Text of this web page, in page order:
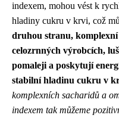
indexem, mohou vést k
hladiny cukru v krvi, což
druhou stranu, komplexní
celozrnných výrobcích,
pomaleji a poskytují
stabilní hladinu cukru v
komplexních sacharidů a
indexem tak můžeme